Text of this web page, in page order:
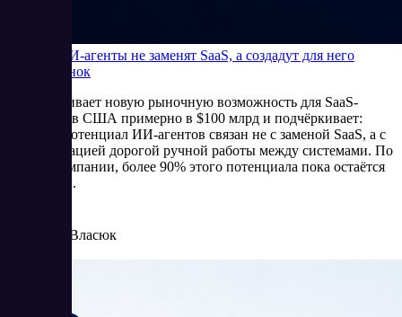
Почему ИИ-агенты не заменят SaaS, а создадут для него
новый рынок
Bain оценивает новую рыночную возможность для SaaS-
компаний в США примерно в $100 млрд и подчёркивает:
главный потенциал ИИ-агентов связан не с заменой SaaS, а с
автоматизацией дорогой ручной работы между системами. По
оценке компании, более 90% этого потенциала пока остаётся
незанятым.
Елена Власюк